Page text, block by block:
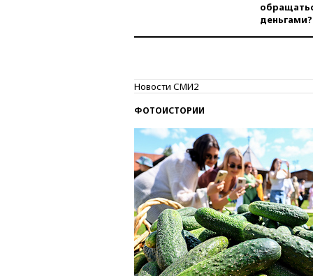
деньгами?
Новости СМИ2
ФОТОИСТОРИИ